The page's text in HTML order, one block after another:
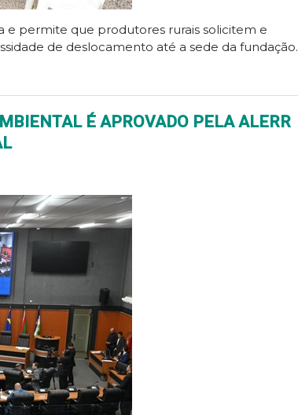
e permite que produtores rurais solicitem e
de deslocamento até a sede da fundação.
É APROVADO PELA ALERR